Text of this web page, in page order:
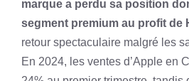
marque a perdu sa position
segment premium au profit de
retour spectaculaire malgré les
En 2024, les ventes d’Apple en